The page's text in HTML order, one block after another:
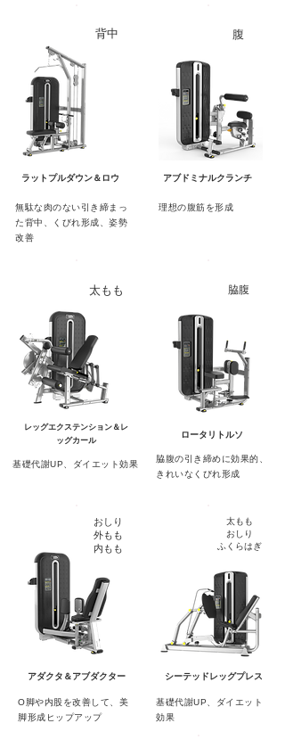
背中
ラットプルダウン＆ロウ
無駄な肉のない引き締まっ
た背中、くびれ形成、姿勢
改善
腹
アブドミナルクランチ
理想の腹筋を形成
太もも
レッグエクステンション＆レ
ッグカール
基礎代謝UP、ダイエット効果
脇腹
ロータリトルソ
脇腹の引き締めに効果的、
きれいなくびれ形成
おしり
外もも
内もも
アダクタ＆アブダクター
O脚や内股を改善して、美
脚形成ヒップアップ
太もも
おしり
ふくらはぎ
シーテッドレッグプレス
基礎代謝UP、ダイエット
効果